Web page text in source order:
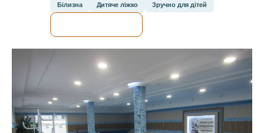
Білизна Дитяче ліжко Зручно для дітей